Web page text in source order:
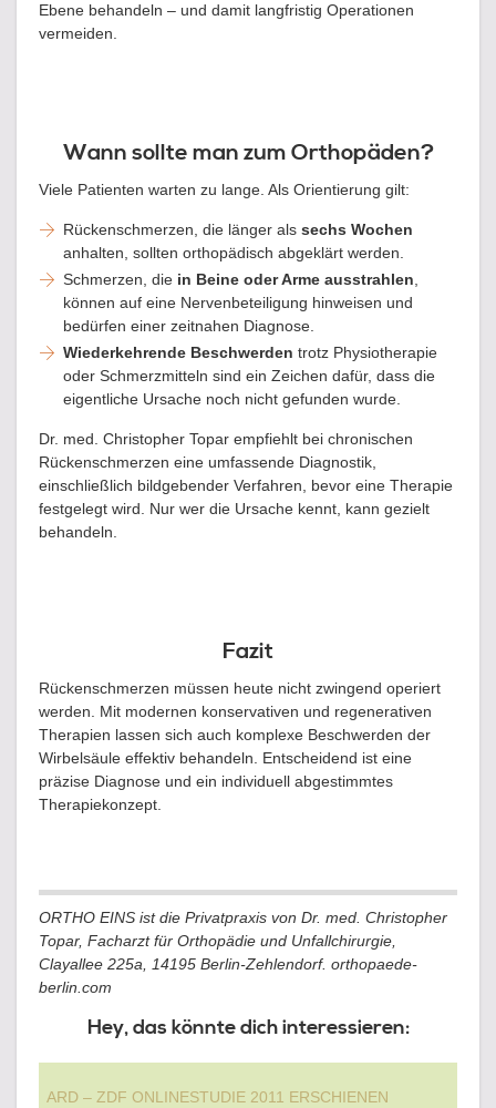
Ebene behandeln – und damit langfristig Operationen
vermeiden.
Wann sollte man zum Orthopäden?
Viele Patienten warten zu lange. Als Orientierung gilt:
Rückenschmerzen, die länger als sechs Wochen
anhalten, sollten orthopädisch abgeklärt werden.
Schmerzen, die in Beine oder Arme ausstrahlen,
können auf eine Nervenbeteiligung hinweisen und
bedürfen einer zeitnahen Diagnose.
Wiederkehrende Beschwerden trotz Physiotherapie
oder Schmerzmitteln sind ein Zeichen dafür, dass die
eigentliche Ursache noch nicht gefunden wurde.
Dr. med. Christopher Topar empfiehlt bei chronischen
Rückenschmerzen eine umfassende Diagnostik,
einschließlich bildgebender Verfahren, bevor eine Therapie
festgelegt wird. Nur wer die Ursache kennt, kann gezielt
behandeln.
Fazit
Rückenschmerzen müssen heute nicht zwingend operiert
werden. Mit modernen konservativen und regenerativen
Therapien lassen sich auch komplexe Beschwerden der
Wirbelsäule effektiv behandeln. Entscheidend ist eine
präzise Diagnose und ein individuell abgestimmtes
Therapiekonzept.
ORTHO EINS ist die Privatpraxis von Dr. med. Christopher
Topar, Facharzt für Orthopädie und Unfallchirurgie,
Clayallee 225a, 14195 Berlin-Zehlendorf. orthopaede-
berlin.com
Hey, das könnte dich interessieren:
ARD – ZDF ONLINESTUDIE 2011 ERSCHIENEN